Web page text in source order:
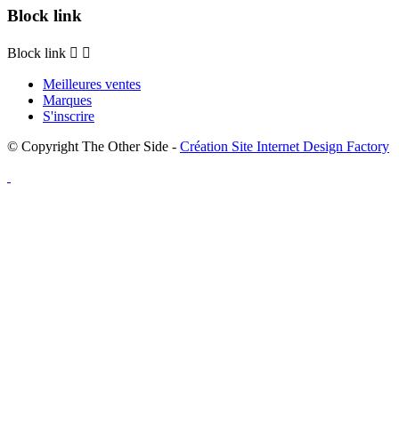
Block link
Block link  
Meilleures ventes
Marques
S'inscrire
© Copyright The Other Side - Création Site Internet Design Factory